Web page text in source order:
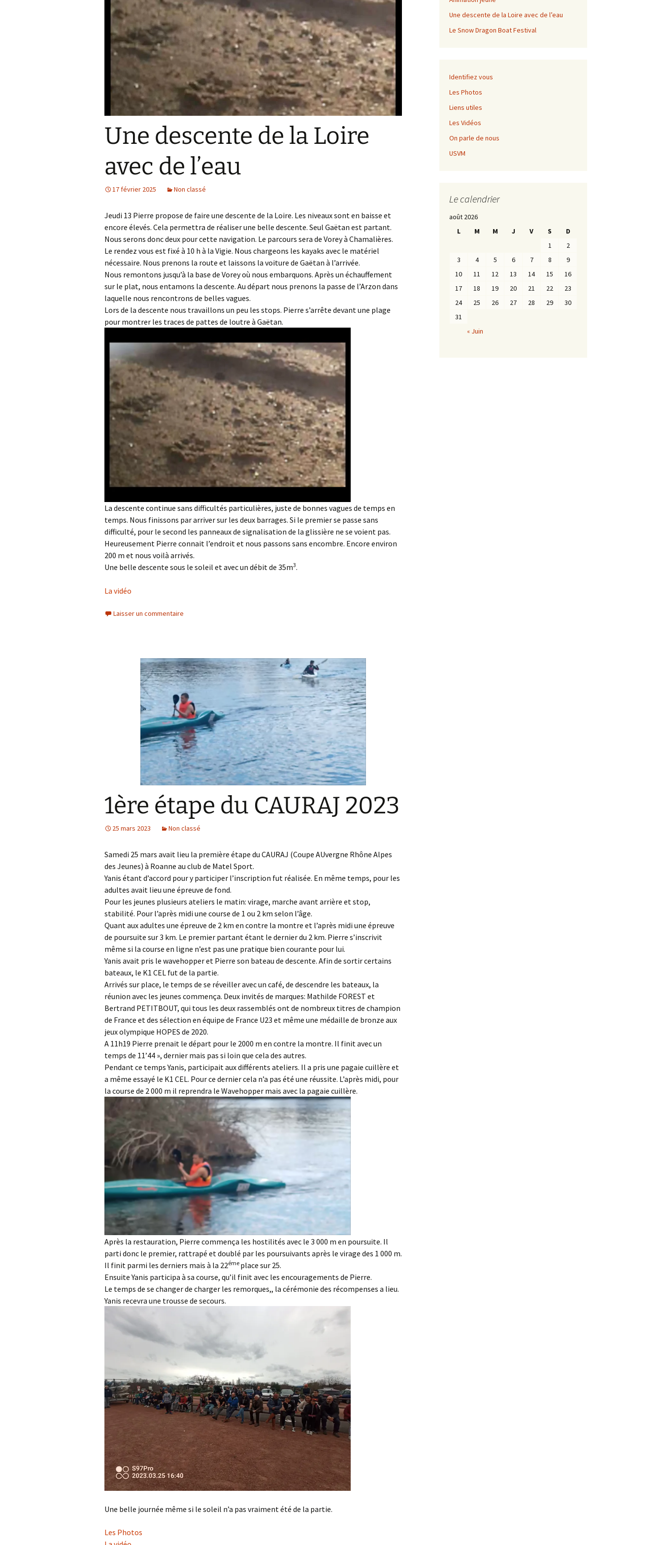
fond
Grangent Kayak Rando
Une descente de la Loire
avec de l’eau
17 février 2025 Non classé
Jeudi 13 Pierre propose de faire une descente de la Loire. Les niveaux sont en baisse et
encore élevés. Cela permettra de réaliser une belle descente. Seul Gaëtan est partant.
Nous serons donc deux pour cette navigation. Le parcours sera de Vorey à Chamalières.
Le rendez vous est fixé à 10 h à la Vigie. Nous chargeons les kayaks avec le matériel
nécessaire. Nous prenons la route et laissons la voiture de Gaëtan à l’arrivée.
Nous remontons jusqu’à la base de Vorey où nous embarquons. Après un échauffement
sur le plat, nous entamons la descente. Au départ nous prenons la passe de l’Arzon dans
laquelle nous rencontrons de belles vagues.
Lors de la descente nous travaillons un peu les stops. Pierre s’arrête devant une plage
pour montrer les traces de pattes de loutre à Gaëtan.
La descente continue sans difficultés particulières, juste de bonnes vagues de temps en
temps. Nous finissons par arriver sur les deux barrages. Si le premier se passe sans
difficulté, pour le second les panneaux de signalisation de la glissière ne se voient pas.
Heureusement Pierre connait l’endroit et nous passons sans encombre. Encore environ
200 m et nous voilà arrivés.
Une belle descente sous le soleil et avec un débit de 35m3.
La vidéo
Laisser un commentaire
1ère étape du CAURAJ 2023
25 mars 2023 Non classé
Samedi 25 mars avait lieu la première étape du CAURAJ (Coupe AUvergne Rhône Alpes
des Jeunes) à Roanne au club de Matel Sport.
Yanis étant d’accord pour y participer l’inscription fut réalisée. En même temps, pour les
adultes avait lieu une épreuve de fond.
Pour les jeunes plusieurs ateliers le matin: virage, marche avant arrière et stop,
stabilité. Pour l’après midi une course de 1 ou 2 km selon l’âge.
Quant aux adultes une épreuve de 2 km en contre la montre et l’après midi une épreuve
de poursuite sur 3 km. Le premier partant étant le dernier du 2 km. Pierre s’inscrivit
même si la course en ligne n’est pas une pratique bien courante pour lui.
Yanis avait pris le wavehopper et Pierre son bateau de descente. Afin de sortir certains
bateaux, le K1 CEL fut de la partie.
Arrivés sur place, le temps de se réveiller avec un café, de descendre les bateaux, la
réunion avec les jeunes commença. Deux invités de marques: Mathilde FOREST et
Bertrand PETITBOUT, qui tous les deux rassemblés ont de nombreux titres de champion
de France et des sélection en équipe de France U23 et même une médaille de bronze aux
jeux olympique HOPES de 2020.
A 11h19 Pierre prenait le départ pour le 2000 m en contre la montre. Il finit avec un
temps de 11’44 », dernier mais pas si loin que cela des autres.
Pendant ce temps Yanis, participait aux différents ateliers. Il a pris une pagaie cuillère et
a même essayé le K1 CEL. Pour ce dernier cela n’a pas été une réussite. L’après midi, pour
la course de 2 000 m il reprendra le Wavehopper mais avec la pagaie cuillère.
Après la restauration, Pierre commença les hostilités avec le 3 000 m en poursuite. Il
parti donc le premier, rattrapé et doublé par les poursuivants après le virage des 1 000 m.
Il finit parmi les derniers mais à la 22éme place sur 25.
Ensuite Yanis participa à sa course, qu’il finit avec les encouragements de Pierre.
Le temps de se changer de charger les remorques,, la cérémonie des récompenses a lieu.
Yanis recevra une trousse de secours.
Une belle journée même si le soleil n’a pas vraiment été de la partie.
Les Photos
Une descente de la Loire avec de l’eau
Le Snow Dragon Boat Festival
Identifiez vous
Les Photos
Liens utiles
Les Vidéos
On parle de nous
USVM
Le calendrier
août 2026
L
M M J V S
D
1
2
3
4 5 6 7 8
9
10
11 12 13 14 15
16
17
18 19 20 21 22
23
24
25 26 27 28 29
30
31
« Juin